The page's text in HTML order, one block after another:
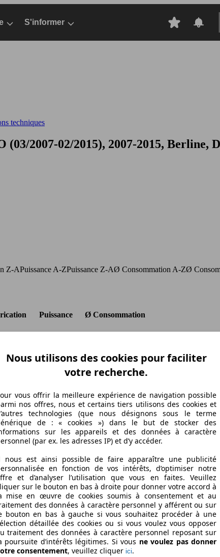
S'informer
techniques
(03/2007-02/2015), 2007-2015, Berline,
Z-APuissance A-ZPuissance Z-AØ Consommation A-ZØ
Puissance Ø Consommation
88 KW (120 PS) 4.8 l/100km
88 KW (120 PS) 4.6 l/100km
04 88 KW (120 PS) 4.8 l/100km
04 88 KW (120 PS) 4.6 l/100km
88 KW (120 PS) 4.6 l/100km
88 KW (120 PS) 4.6 l/100km
04 88 KW (120 PS) 4.8 l/100km
88 KW (120 PS) 4.9 l/100km
Nous utilisons des cookies pour faciliter
votre recherche.
vous offrir la meilleure expérience de navigation possible
nos offres, nous et certains tiers utilisons des cookies et
technologies (que nous désignons sous le terme
de : « cookies ») dans le but de stocker des
sur les appareils et des données à caractère
(par ex. les adresses IP) et d’y accéder.
nous est ainsi possible de faire apparaître une publicité
en fonction de vos intérêts, d’optimiser notre
et d’analyser l’utilisation que vous en faites. Veuillez
sur le bouton en bas à droite pour donner votre accord à
mise en œuvre de cookies soumis à consentement et au
des données à caractère personnel y afférent ou sur
bouton en bas à gauche si vous souhaitez procéder à une
détaillée des cookies ou si vous voulez vous opposer
traitement des données à caractère personnel reposant sur
poursuite d’intérêts légitimes. Si vous ne voulez pas donner
consentement, veuillez cliquer ici.